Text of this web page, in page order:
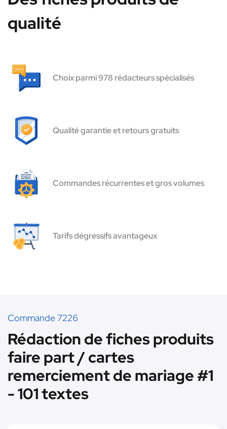
qualité
Choix parmi 978 rédacteurs spécialisés
Qualité garantie et retours gratuits
Commandes récurrentes et gros volumes
Tarifs dégressifs avantageux
Commande 7226
Rédaction de fiches produits
faire part / cartes
remerciement de mariage #1
- 101 textes